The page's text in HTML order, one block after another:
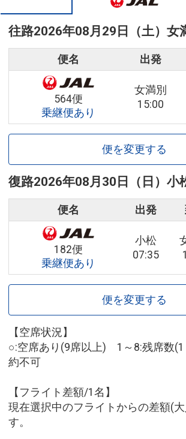
往路2026年08月29日（土） 女
便名 出発
564便
乗継便あり
女満別
15:00
便を変更する
復路2026年08月30日（日） 小
便名 出発
182便
乗継便あり
小松
07:35
便を変更する
【空席状況】
○:空席あり(9席以上) 1～8:残席数
約不可
【フライト差額/1名】
現在選択中のフライトからの差額(
す。